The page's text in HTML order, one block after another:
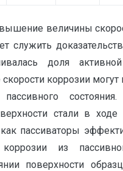
величины
служить
доля
коррозии
стали в ходе
пассиваторы
из
поверхности